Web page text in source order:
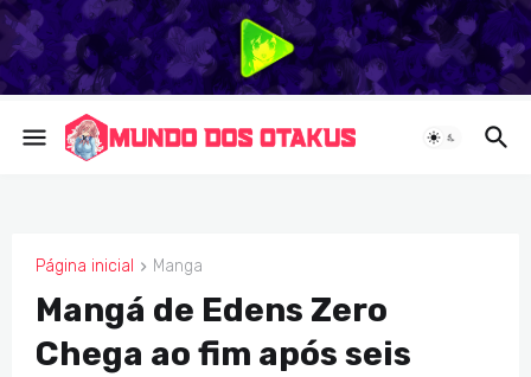
Página inicial Manga
MANGA
Mangá de Edens Zero
Chega ao fim após seis